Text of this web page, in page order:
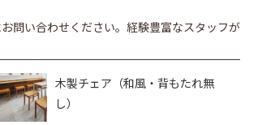
問い合わせください。経験豊富なスタッフが
木製チェア（和風・背もたれ無
し）